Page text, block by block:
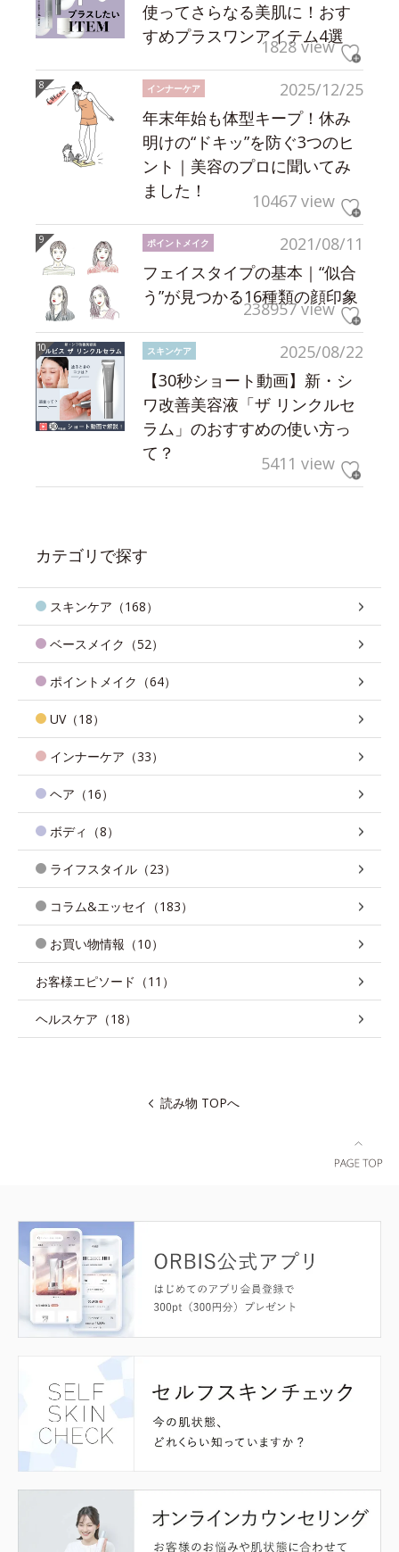
使ってさらなる美肌に！おす
すめプラスワンアイテム4選
1828 view
2025/12/25
インナーケア
年末年始も体型キープ！休み
明けの“ドキッ”を防ぐ3つのヒ
ント｜美容のプロに聞いてみ
ました！
10467 view
2021/08/11
ポイントメイク
フェイスタイプの基本｜“似合
う”が見つかる16種類の顔印象
238957 view
2025/08/22
スキンケア
【30秒ショート動画】新・シ
ワ改善美容液「ザ リンクルセ
ラム」のおすすめの使い方っ
て？
5411 view
カテゴリで探す
スキンケア（168）
ベースメイク（52）
ポイントメイク（64）
UV（18）
インナーケア（33）
ヘア（16）
ボディ（8）
ライフスタイル（23）
コラム&エッセイ（183）
お買い物情報（10）
お客様エピソード（11）
ヘルスケア（18）
読み物 TOPへ